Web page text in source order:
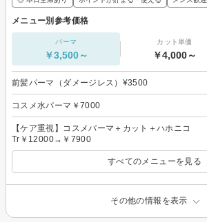
メニュー別参考価格
パーマ
￥3,500～
カット単価
￥4,000～
前髪パーマ（ダメージレス）¥3500
コスメ水パーマ￥7000
【ケア重視】コスメパーマ＋カット＋ハホニコ
Tr￥12000→￥7900
すべてのメニューを見る
その他の情報を表示